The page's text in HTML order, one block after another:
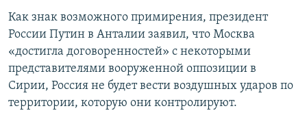
Как знак возможного примирения, президент
России Путин в Анталии заявил, что Москва
«достигла договоренностей» с некоторыми
представителями вооруженной оппозиции в
Сирии, Россия не будет вести воздушных ударов по
территории, которую они контролируют.